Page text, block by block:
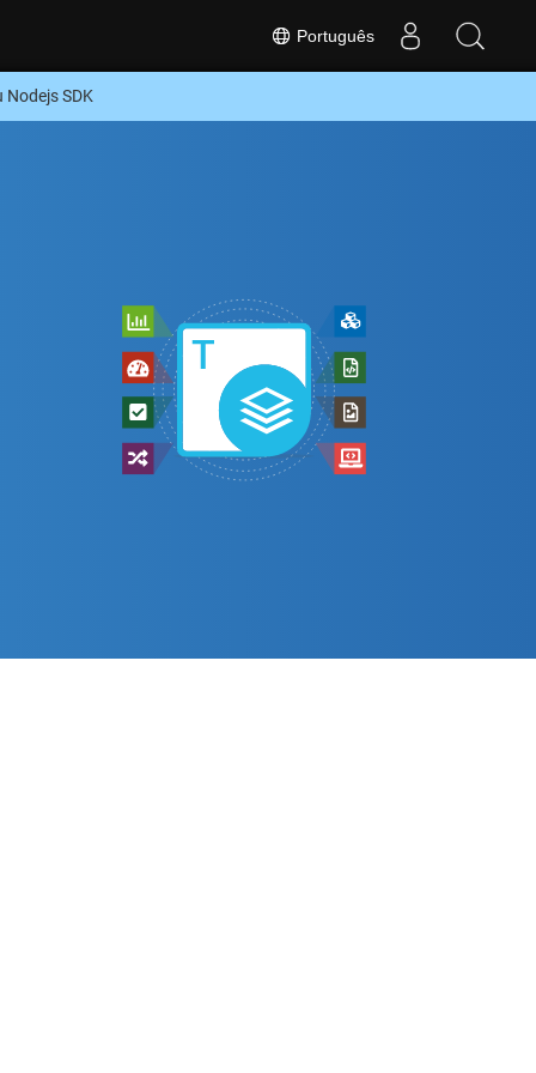
Português
Nodejs SDK